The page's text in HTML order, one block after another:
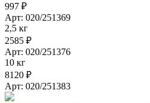
997 ₽
Арт: 020/251369
2,5 кг
2585 ₽
Арт: 020/251376
10 кг
8120 ₽
Арт: 020/251383